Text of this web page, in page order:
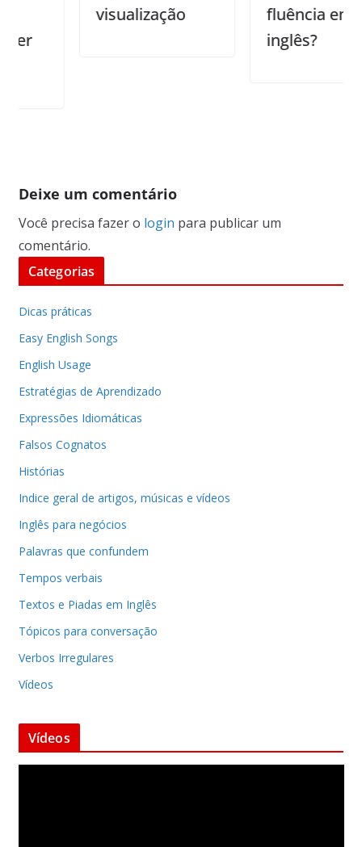
visualização
fluência em
inglês?
Deixe um comentário
Você precisa fazer o login para publicar um
comentário.
Categorias
Dicas práticas
Easy English Songs
English Usage
Estratégias de Aprendizado
Expressões Idiomáticas
Falsos Cognatos
Histórias
Indice geral de artigos, músicas e vídeos
Inglês para negócios
Palavras que confundem
Tempos verbais
Textos e Piadas em Inglês
Tópicos para conversação
Verbos Irregulares
Vídeos
Vídeos